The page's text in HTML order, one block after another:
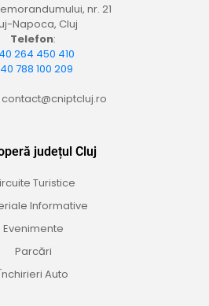
nr. 21
Napoca, Cluj
Telefon:
264 450 410
788 100 209
contact@cniptcluj.ro
județul Cluj
Turistice
Informative
Evenimente
Parcări
Auto